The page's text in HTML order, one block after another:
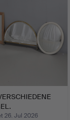
26. Jul 2026